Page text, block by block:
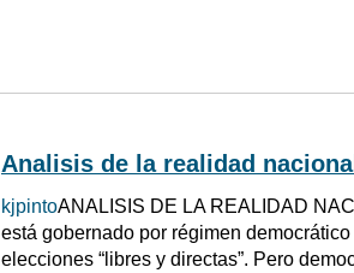
Analisis de la realidad
kjpintoANALISIS DE LA REALIDAD
está gobernado por régimen
elecciones “libres y directas”. Pero